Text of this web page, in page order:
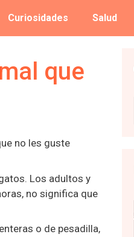
Curiosidades Salud
que
no les guste
Los adultos y
no significa que
o de pesadilla,